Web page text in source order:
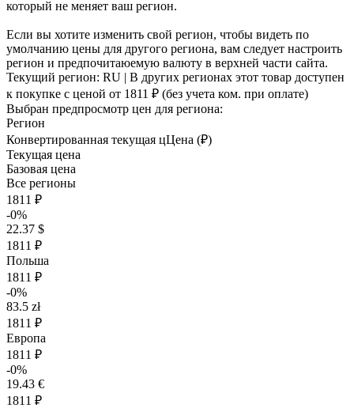
который не меняет ваш регион.
Если вы хотите изменить свой регион, чтобы видеть по
умолчанию цены для другого региона, вам следует настроить
регион и предпочитаюемую валюту в верхней части сайта.
Текущий регион: RU | В других регионах этот товар доступен
к покупке с ценой от 1811 ₽ (без учета ком. при оплате)
Выбран предпросмотр цен для региона:
Регион
Конвертированная текущая цЦена (₽)
Текущая цена
Базовая цена
Все регионы
1811 ₽
-0%
22.37 $
1811 ₽
Польша
1811 ₽
-0%
83.5 zł
1811 ₽
Европа
1811 ₽
-0%
19.43 €
1811 ₽